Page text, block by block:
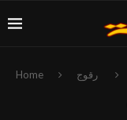
Home رقوج